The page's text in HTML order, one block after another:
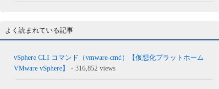
よく読まれている記事
vSphere CLI コマンド（vmware-cmd）【仮想化プラットホーム
VMware vSphere】
- 316,852 views